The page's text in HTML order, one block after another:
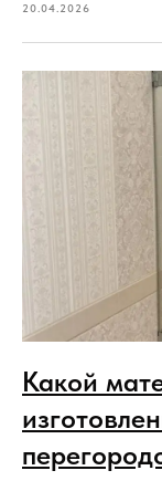
20.04.2026
Какой